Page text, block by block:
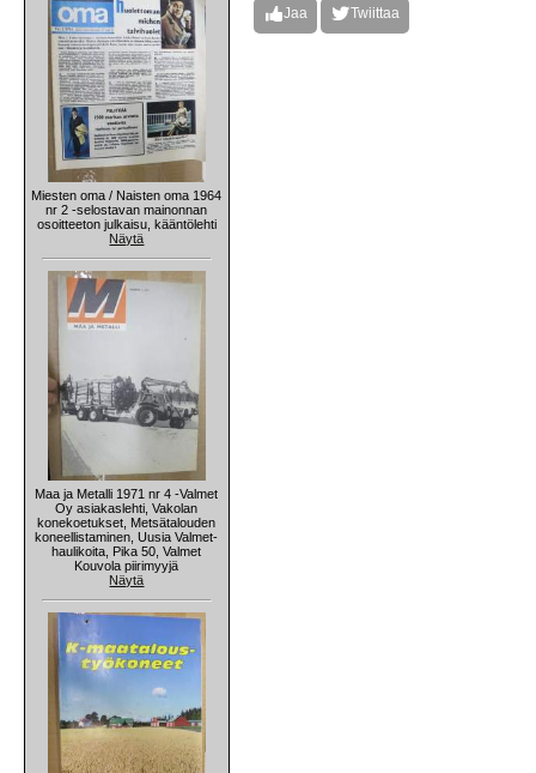
Miesten oma / Naisten oma 1964
nr 2 -selostavan mainonnan
osoitteeton julkaisu, kääntölehti
Näytä
Maa ja Metalli 1971 nr 4 -Valmet
Oy asiakaslehti, Vakolan
konekoetukset, Metsätalouden
koneellistaminen, Uusia Valmet-
haulikoita, Pika 50, Valmet
Kouvola piirimyyjä
Näytä
Jaa Twiittaa